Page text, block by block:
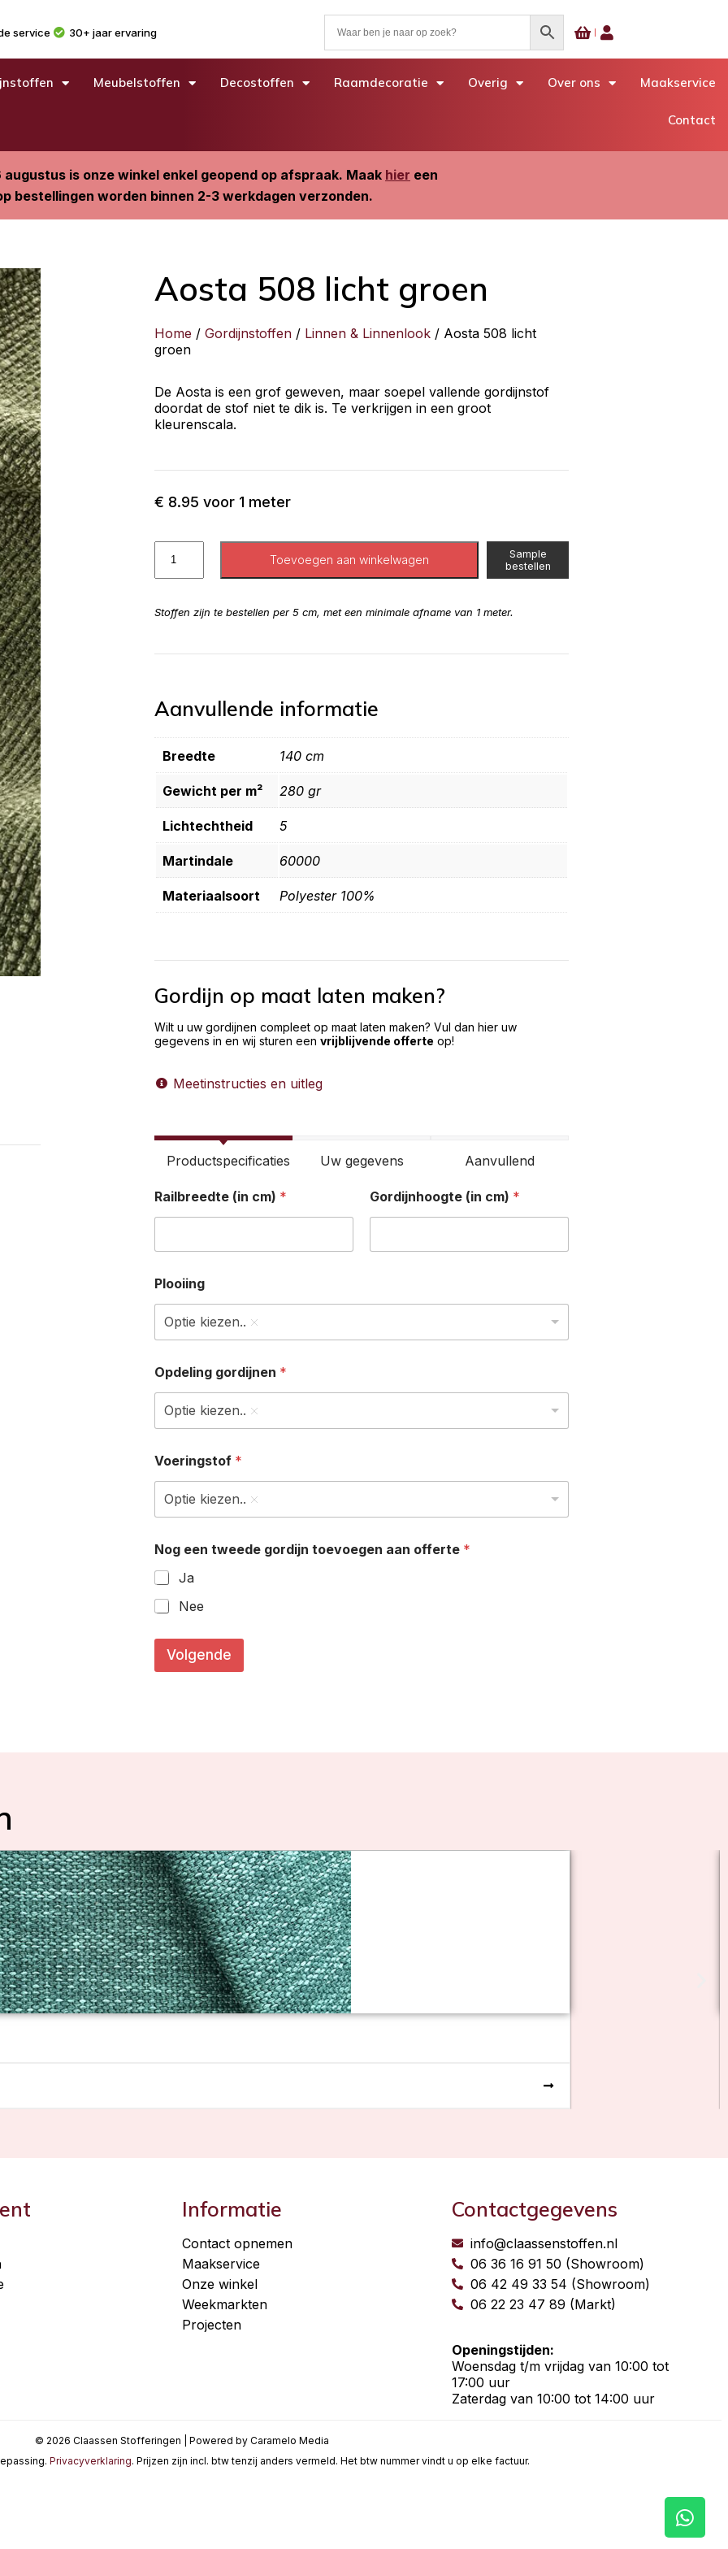
service 30+ jaar ervaring
Meubelstoffen Decostoffen Raamdecoratie Overig Over ons Maakservice
Contact
is onze winkel enkel geopend op afspraak. Maak hier een
bestellingen worden binnen 2-3 werkdagen verzonden.
Aosta 508 licht groen
Home / Gordijnstoffen / Linnen & Linnenlook / Aosta 508 licht
groen
De Aosta is een grof geweven, maar soepel vallende gordijnstof
doordat de stof niet te dik is. Te verkrijgen in een groot
kleurenscala.
€ 8.95 voor 1 meter
Toevoegen aan winkelwagen
Sample
bestellen
Stoffen zijn te bestellen per 5 cm, met een minimale afname van 1 meter.
Aanvullende informatie
Breedte 140 cm
Gewicht per m² 280 gr
Lichtechtheid 5
Martindale 60000
Materiaalsoort Polyester 100%
Gordijn op maat laten maken?
Wilt u uw gordijnen compleet op maat laten maken? Vul dan hier uw
gegevens in en wij sturen een vrijblijvende offerte op!
Meetinstructies en uitleg
Productspecificaties Uw gegevens Aanvullend
Railbreedte (in cm) * Gordijnhoogte (in cm) *
Plooiing
Optie kiezen..
Opdeling gordijnen *
Optie kiezen..
Voeringstof *
Optie kiezen..
Nog een tweede gordijn toevoegen aan offerte *
Ja
Nee
Volgende
Informatie
Contact opnemen
Maakservice
Onze winkel
Weekmarkten
Projecten
Contactgegevens
info@claassenstoffen.nl
06 36 16 91 50 (Showroom)
06 42 49 33 54 (Showroom)
06 22 23 47 89 (Markt)
Openingstijden:
Woensdag t/m vrijdag van 10:00 tot
17:00 uur
Zaterdag van 10:00 tot 14:00 uur
© 2026 Claassen Stofferingen | Powered by Caramelo Media
Privacyverklaring. Prijzen zijn incl. btw tenzij anders vermeld. Het btw nummer vindt u op elke factuur.